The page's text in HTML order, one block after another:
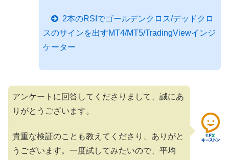
2本のRSIでゴールデンクロス/デッドクロ
スのサインを出すMT4/MT5/TradingViewインジ
ケーター
アンケートに回答してくださりまして、誠にあ
りがとうございます。
貴重な検証のことも教えてくださり、ありがと
うございます。一度試してみたいので、平均